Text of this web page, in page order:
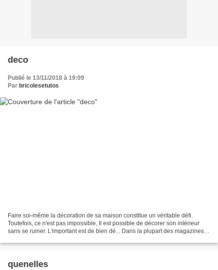
deco
Publié le 13/11/2018 à 19:09
Par bricolesetutos
Faire soi-même la décoration de sa maison constitue un véritable défi.
Toutefois, ce n'est pas impossible, Il est possible de décorer son intérieur
sans se ruiner. L'important est de bien dé... Dans la plupart des magazines
quenelles